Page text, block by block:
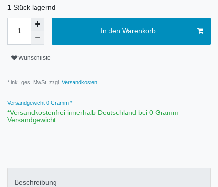
1 Stück lagernd
In den Warenkorb
Wunschliste
* inkl. ges. MwSt. zzgl. Versandkosten
Versandgewicht 0 Gramm *
*Versandkostenfrei innerhalb Deutschland bei 0 Gramm
Versandgewicht
Beschreibung